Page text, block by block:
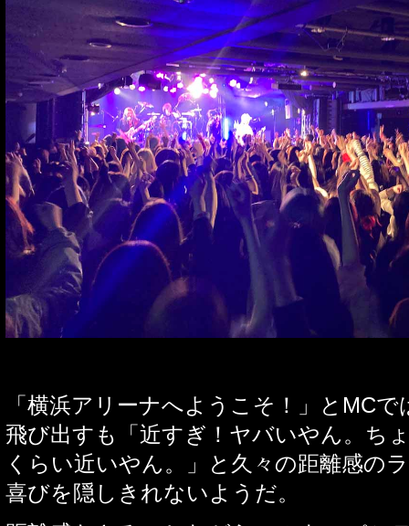
「横浜アリーナへようこそ！」と MCで
飛び出すも「近すぎ！ヤバいやん。ち
くらい近いやん。」と久々の距離感の
喜びを隠しきれないようだ。